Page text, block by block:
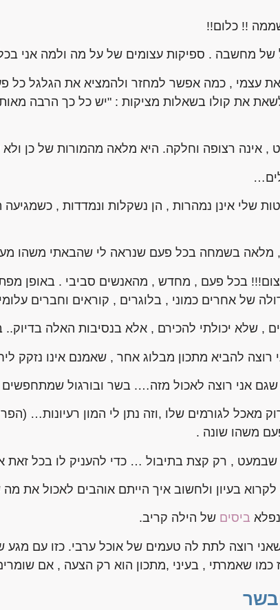
!! כלום!!
של מחשבה . ספיקות עצומים של על מה ולמה אני
את עצמי , כמה אפשר למחזר ולהמציא את הגלגל כל
את קולו בשאלות מציקות : "יש כל כך הרבה
, אינה רצופה וחלקה. היא מלאה מהמורות של כן ולא
שלי אינן נמהרות , הן נשקלות ונמדדות ,
מלאה בשמחה בכל פעם שנראה לי שהבאתי משהו
בכל פעם , מחדש , מהאנשים סביבי . באופן
של אחרים כמוני , בלוגרים , קוראים וחברים
, שלא יכולתי להכירם , אלא בנסיבות האלה
רוצה להביא מתכון מבלוג אחר , שאמנם אינו
שגם אני רוצה לאכול מזה…. בשר ובורגול
מאכל לגורמים שלו ,וזה נתן לי המון רעיונות…
משהו שונה .
, רק קצת בתיבול … כדי להעניק לו בכל זאת
בעיון ולחשוב איך הייתם אוהבים לאכול את מה
ביסים של הילה קריב.
שאני רוצה לתת לה טעמים של אוכל ערבי. כזו עם
כמו שאמרתי , בעיני ,מתכון הוא רק הצעה , אם